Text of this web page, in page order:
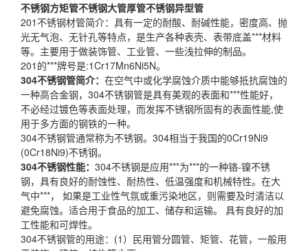
不锈钢方矩管不锈钢大管厚管不锈钢异型管
201不锈钢材管简介：具有一定的耐酸、耐碱性能，密度高、抛
光无气泡、无针孔等特点，是生产各种表壳、表带底盖***材料
等。主要用于做装饰管、工业管、一些浅拉伸的制品。
201的***牌号是:1Cr17Mn6Ni5N。
304不锈钢管简介： 在空气中或化学腐蚀介质中能够抵抗腐蚀的
一种高合金钢，304不锈钢管是具有美观的表面和***性能好，
不必经过镀色等表面处理，而发挥不锈钢所固有的表面性能,使
用于多方面的钢铁的一种。
304不锈钢管通常称为不锈钢。304相当于我国的0Cr19Ni9
(0Cr18Ni9)不锈钢。
304不锈钢性能： 304不锈钢是应用***为***的一种铬-镍不锈
钢，具有良好的耐蚀性、耐热性、低温强度和机械特性。在大
气中***， 如果是工业性气氛或重污染地区，则需要及时清洁以
避免腐蚀。适合用于食品的加工、储存和运输。 具有良好的加
工性能和可焊性。
304不锈钢管的用途：(1）民用管分圆管、矩管、花管，一般用